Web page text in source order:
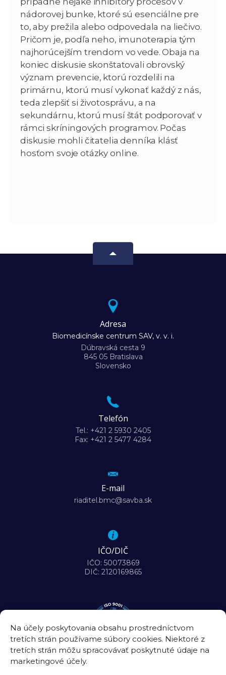
Na účely poskytovania obsahu prostredníctvom
tretích strán používame súbory cookies. Niektoré z
tretích strán môžu spracovávať poskytnuté údaje na
marketingové účely.
nádorovej bunke, ktoré sú esenciálne pre
to, aby prežila alebo odpovedala na liečivo.
Pričom je, podľa neho, imunoterapia tým
najhorúcejším trendom vo vede. Obaja na
koniec diskusie skonštatovali obrovský
význam prevencie, ktorú rozdelili na
primárnu, ktorú musí vykonať každý z nás,
teda zlepšiť si životosprávu, a na
sekundárnu, ktorú musí štát podporovať v
rámci skríningových programov. Počas
diskusie mohli čitatelia denníka klásť
hosťom svoje otázky online.
Adresa
Biomedicínske centrum SAV, v. v. i.
Dúbravská cesta 9
845 05 Bratislava
Slovensko
Telefón
Tel.: +421 2 5930 2405
Fax: +421 2 5477 4284
E-mail
riaditel.bmc@savba.sk
IČO/DIČ
IČO: 50073869
DIČ: 2120169865